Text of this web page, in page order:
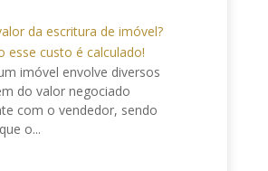
da escritura de imóvel?
esse custo é calculado!
imóvel envolve diversos
do valor negociado
com o vendedor, sendo
o...